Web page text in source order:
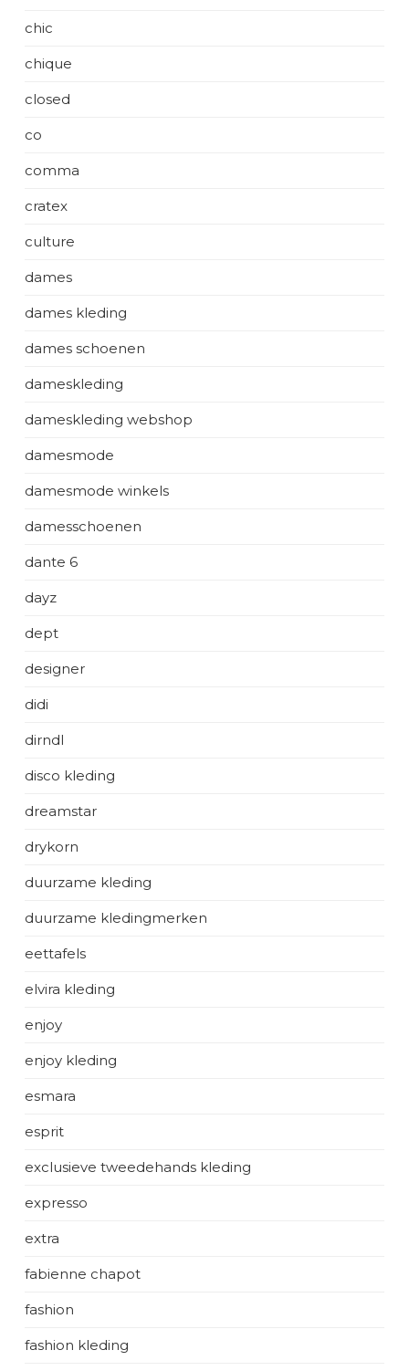
chic
chique
closed
co
comma
cratex
culture
dames
dames kleding
dames schoenen
dameskleding
dameskleding webshop
damesmode
damesmode winkels
damesschoenen
dante 6
dayz
dept
designer
didi
dirndl
disco kleding
dreamstar
drykorn
duurzame kleding
duurzame kledingmerken
eettafels
elvira kleding
enjoy
enjoy kleding
esmara
esprit
exclusieve tweedehands kleding
expresso
extra
fabienne chapot
fashion
fashion kleding